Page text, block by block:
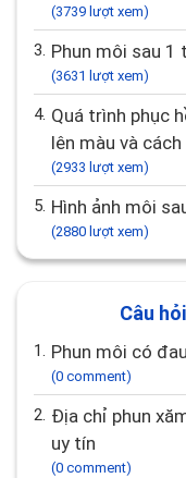
(3739 lượt xem)
3. Phun môi sau
(3631 lượt xem)
4. Quá trình phục hồi sau phun môi: Quá trình môi
lên màu và
(2933 lượt xem)
5. Hình ảnh môi
(2880 lượt xem)
Câu
1. Phun môi có
(0 comment)
2. Địa chỉ phun xăm đẹp ở Hà Nội? Gợi ý 10 địa chỉ
uy tín
(0 comment)